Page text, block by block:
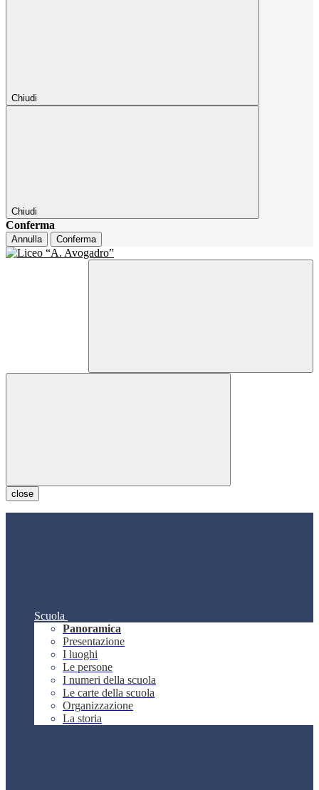
Chiudi
Chiudi
Conferma
Annulla Conferma
close
Scuola
Panoramica
Presentazione
I luoghi
Le persone
I numeri della scuola
Le carte della scuola
Organizzazione
La storia